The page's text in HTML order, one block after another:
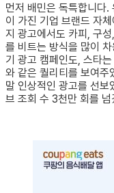
먼저 배민은 독특합니다.
이 가진 기업 브랜드 자
지 광고에서도 카피, 구
를 비트는 방식을 많이
기 광고 캠페인도, 스타
와 같은 퀄리티를 보여주
말 인상적인 광고를 선보
브 조회 수 3천만 회를